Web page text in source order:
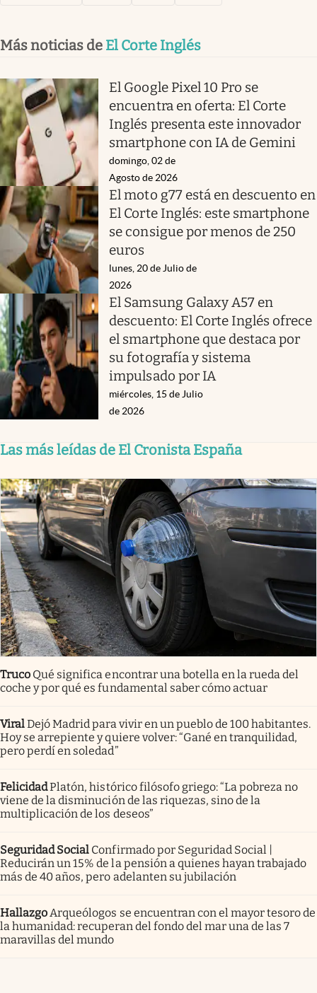
Más noticias de El Corte Inglés
El Google Pixel 10 Pro se
encuentra en oferta: El Corte
Inglés presenta este innovador
smartphone con IA de Gemini
domingo, 02 de
Agosto de 2026
El moto g77 está en descuento en
El Corte Inglés: este smartphone
se consigue por menos de 250
euros
lunes, 20 de Julio de
2026
El Samsung Galaxy A57 en
descuento: El Corte Inglés ofrece
el smartphone que destaca por
su fotografía y sistema
impulsado por IA
miércoles, 15 de Julio
de 2026
Las más leídas de El Cronista España
Truco Qué significa encontrar una botella en la rueda del
coche y por qué es fundamental saber cómo actuar
ViralDejó Madrid para vivir en un pueblo de 100 habitantes.
Hoy se arrepiente y quiere volver: “Gané en tranquilidad,
pero perdí en soledad”
FelicidadPlatón, histórico filósofo griego: “La pobreza no
viene de la disminución de las riquezas, sino de la
multiplicación de los deseos”
Seguridad Social Confirmado por Seguridad Social |
Reducirán un 15% de la pensión a quienes hayan trabajado
más de 40 años, pero adelanten su jubilación
HallazgoArqueólogos se encuentran con el mayor tesoro de
la humanidad: recuperan del fondo del mar una de las 7
maravillas del mundo